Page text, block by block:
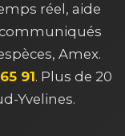
réel, aide
Amex.
91. Plus de 20
Yvelines.